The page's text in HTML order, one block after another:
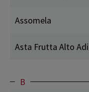
Assomela
Asta Frutta Alto
B